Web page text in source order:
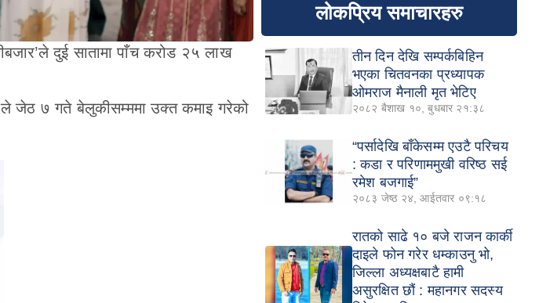
दुई सातामा पाँच करोड २५ लाख
जेठ ७ गते बेलुकीसम्ममा उक्त कमाइ गरेको
लोकप्रिय समाचारहरु
तीन दिन देखि सम्पर्कबिहिन
भएका चितवनका प्रध्यापक
ओमराज मैनाली मृत भेटिए
२०८२ बैशाख १०, बुधबार २१:३८
“पर्सादेखि बाँकेसम्म एउटै परिचय
: कडा र परिणाममुखी वरिष्ठ सई
रमेश बजगाई”
२०८३ जेष्ठ २४, आईतवार ०९:१८
रातको साढे १० बजे राजन कार्की
दाइले फोन गरेर धम्काउनु भो,
जिल्ला अध्यक्षबाटै हामी
असुरक्षित छौं : महानगर सदस्य